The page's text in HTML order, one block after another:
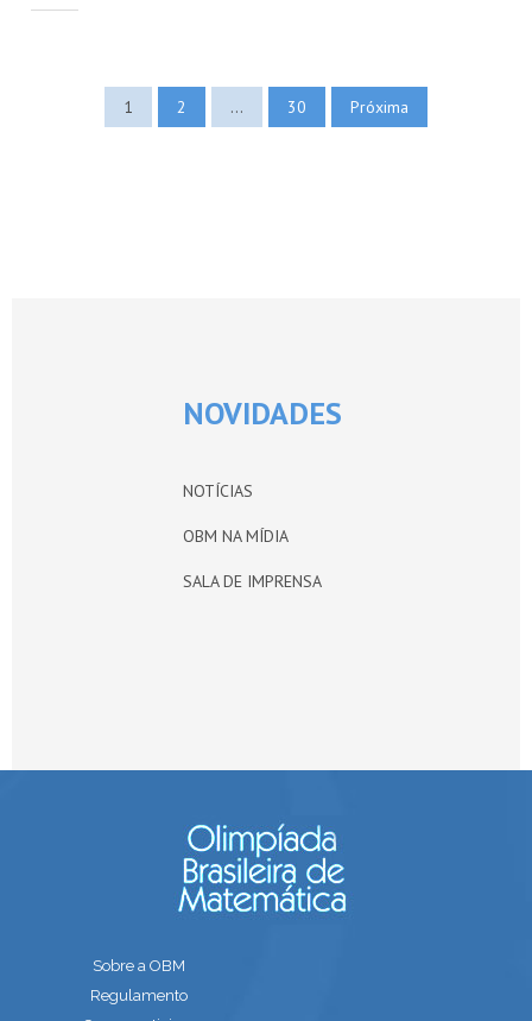
NOVIDADES
NOTÍCIAS
OBM NA MÍDIA
SALA DE IMPRENSA
1 2 … 30 Próxima
Sobre a OBM
Regulamento